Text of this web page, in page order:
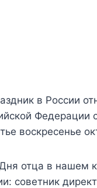
в России
Федерации
воскресенье
отца в нашем
советник